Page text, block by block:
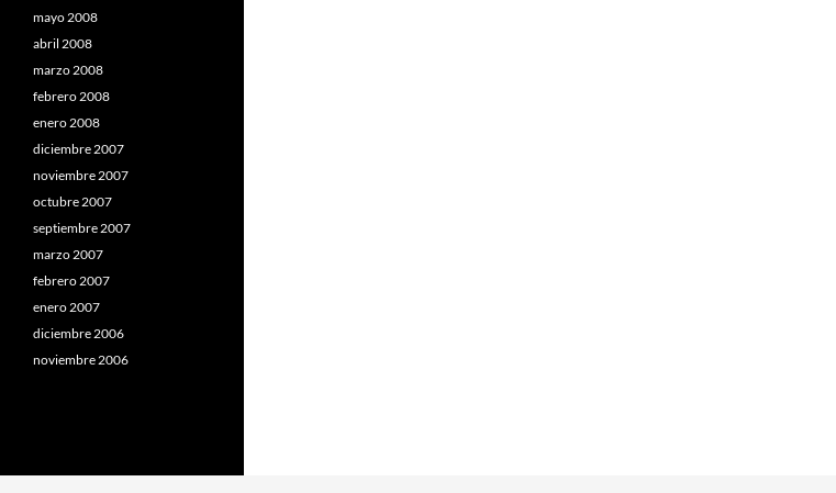
mayo 2008
abril 2008
marzo 2008
febrero 2008
enero 2008
diciembre 2007
noviembre 2007
octubre 2007
septiembre 2007
marzo 2007
febrero 2007
enero 2007
diciembre 2006
noviembre 2006